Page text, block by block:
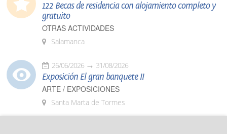
122 Becas de residencia con alojamiento completo y
gratuito
OTRAS ACTIVIDADES
Salamanca
26/06/2026 31/08/2026
Exposición El gran banquete II
ARTE / EXPOSICIONES
Santa Marta de Tormes